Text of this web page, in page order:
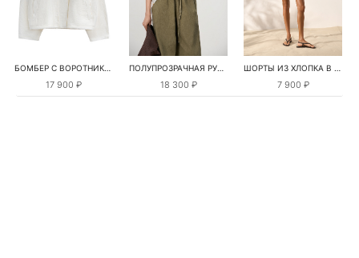
БОМБЕР С ВОРОТНИКОМ-СТОЙКОЙ
17 900 ₽
ПОЛУПРОЗРАЧНАЯ РУБАШКА С РОМАШКАМИ
18 300 ₽
ШОРТЫ ИЗ ХЛОПКА В КЛЕТКУ
7 900 ₽